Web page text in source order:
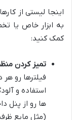
اینجا لیستی از
به ابزار خاص یا
کمک کنید:
تمیز کردن
فیلترها رو
استفاده و
ها رو از پنل
(مثل مایع